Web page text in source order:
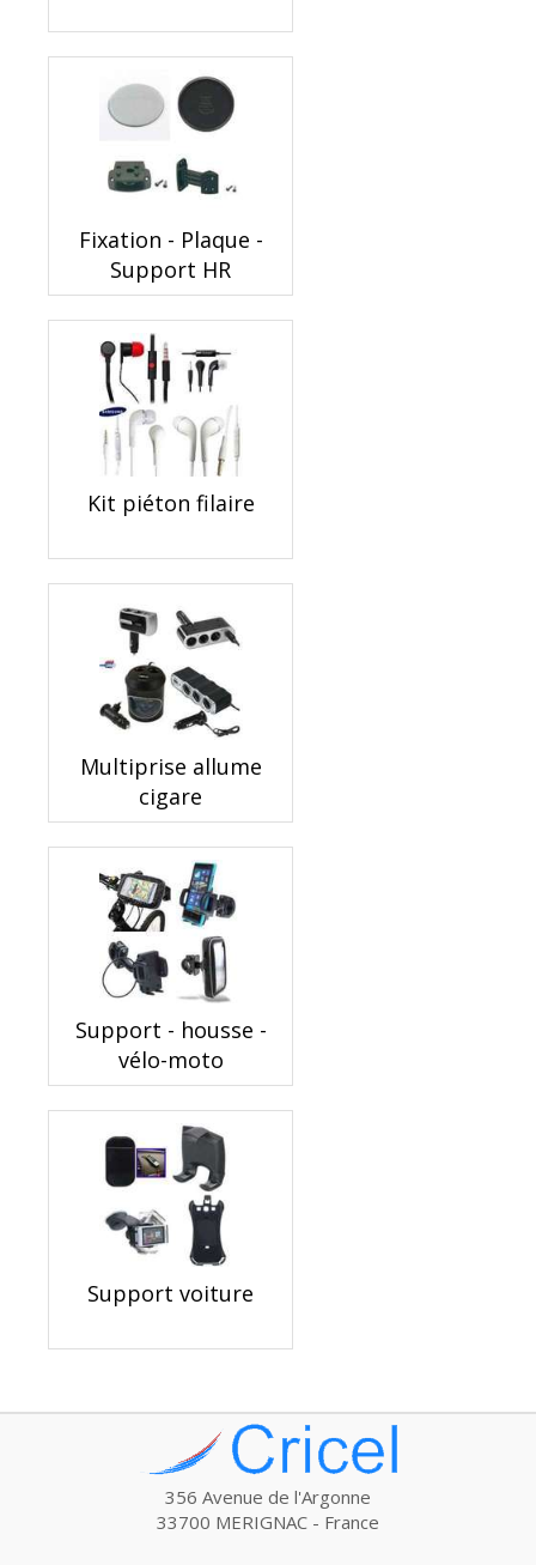
Fixation - Plaque -
Support HR
Kit piéton filaire
Multiprise allume
cigare
Support - housse -
vélo-moto
Support voiture
356 Avenue de l'Argonne
33700 MERIGNAC - France